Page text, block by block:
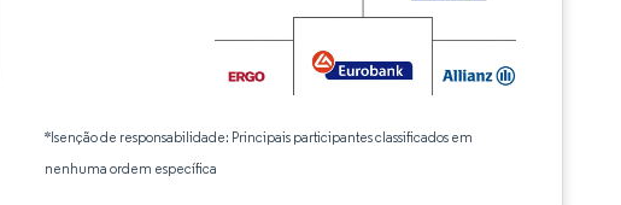
*Isenção de responsabilidade: Principais participantes classificados em
nenhuma ordem específica